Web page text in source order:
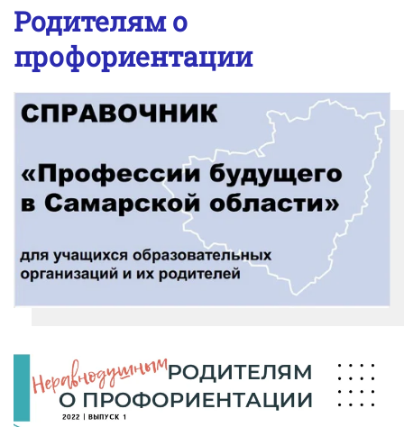
Родителям о
профориентации